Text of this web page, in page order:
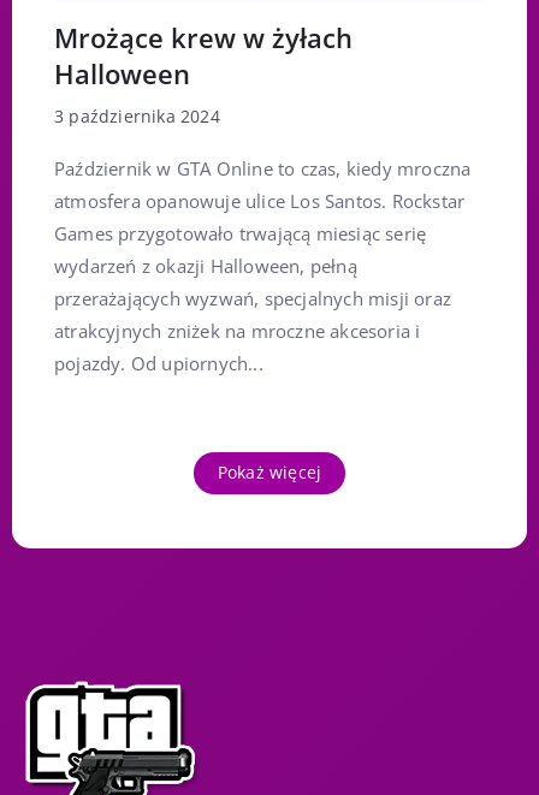
Mrożące krew w żyłach
Halloween
3 października 2024
Październik w GTA Online to czas, kiedy mroczna
atmosfera opanowuje ulice Los Santos. Rockstar
Games przygotowało trwającą miesiąc serię
wydarzeń z okazji Halloween, pełną
przerażających wyzwań, specjalnych misji oraz
atrakcyjnych zniżek na mroczne akcesoria i
pojazdy. Od upiornych...
Pokaż więcej